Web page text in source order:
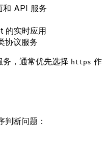
和 API 服务
的实时应用
协议服务
，通常优先选择 https 作
断问题：